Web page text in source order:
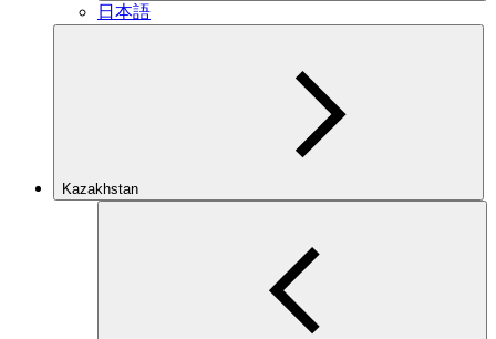
日本語
Kazakhstan